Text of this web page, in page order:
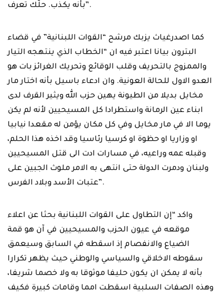
بأنه يكذب. ‏حلّك تعرف‎”.‎
كما اصدرغياث يزبك مرشح “القوات اللبنانية” في قضاء
البترون بيانا اعتبر فيه ان “الخطاب ‏الذي ينتهجه التيار
والممزوج بالتحريف وقلب الوقائع وتحريك الغرائز بات هو
العدو الاول ‏للحالة العونية. وان ادعاء باسيل بأنه اختار مار
مخايل بديلا من الطيونة يهين حزب الله ويثير ‏القرف لدى
ابناء عين الرمانة واستطرادا كل المسيحيين لأنه لم يكن
يوما الا في مار مخايل ‏وفي كل مكان يؤمن له مقعدا نيابيا
او وزاريا او حظوة او كرسيا رئاسيا وقد اخذه هذا الحلم،
‏وقبله عمه وراعيه، في مسارات ادت الى قتل المسيحيين
ولبنان ودمرت الدولة حتى انتهى ‏به الامر ملوث الجبين على
عتبات الأسد وبلاد الفرس‎”.‎
واكد “إن التطاول على القوات اللبنانية بحثا عن اعلاء
موقعه في عيون الحزب والمسيحيين ‏في آن هو قمة
الضياع والانفصام إذ اسقطه في السابق وسيعمق
سقوطه الاخلاقي ‏والسياسي والوطني حيث يظهر تكرارا
بأنه لا يمكن ان يكون حليفا موثوقا به ولا خصما ‏شريفا،
وهذه الصفات السلبية اسقطت امما وقامات كبيرة فكيف